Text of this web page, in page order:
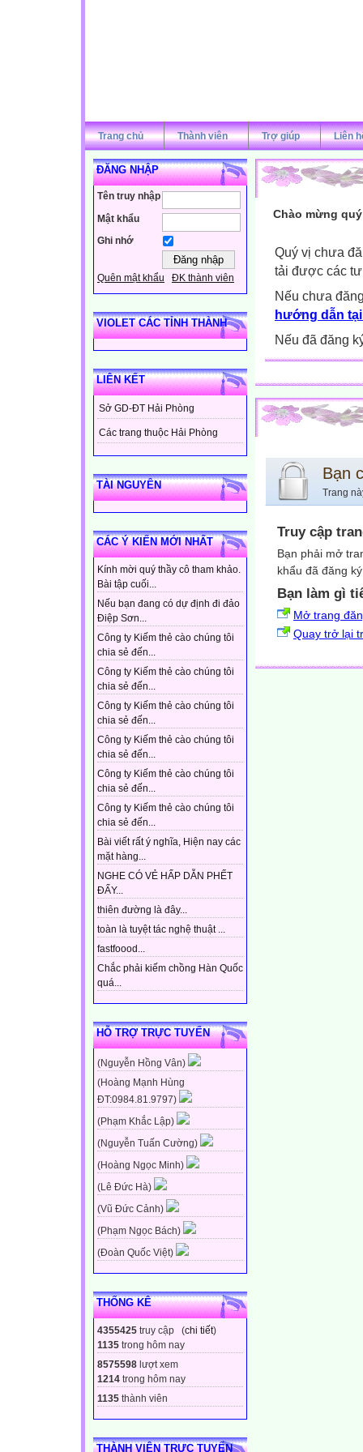
Trang chủ Thành viên Trợ giúp Liên
ĐĂNG NHẬP
Tên truy nhập
Mật khẩu
Ghi nhớ
Quên mật khẩu ĐK thành viên
VIOLET CÁC TỈNH THÀNH
LIÊN KẾT
Sở GD-ĐT Hải Phòng
Các trang thuộc Hải Phòng
TÀI NGUYÊN
CÁC Ý KIẾN MỚI NHẤT
Kính mời quý thầy cô tham khảo.
Bài tập cuối...
Nếu bạn đang có dự định đi đảo
Điệp Sơn...
Công ty Kiếm thẻ cào chúng tôi
chia sẻ đến...
Công ty Kiếm thẻ cào chúng tôi
chia sẻ đến...
Công ty Kiếm thẻ cào chúng tôi
chia sẻ đến...
Công ty Kiếm thẻ cào chúng tôi
chia sẻ đến...
Công ty Kiếm thẻ cào chúng tôi
chia sẻ đến...
Công ty Kiếm thẻ cào chúng tôi
chia sẻ đến...
Bài viết rất ý nghĩa, Hiện nay các
mặt hàng...
NGHE CÓ VẺ HẤP DẪN PHẾT
ĐẤY...
thiên đường là đây...
toàn là tuyệt tác nghệ thuật ...
fastfoood...
Chắc phải kiếm chồng Hàn Quốc
quá...
HỖ TRỢ TRỰC TUYẾN
(Nguyễn Hồng Vân)
(Hoàng Mạnh Hùng
ĐT:0984.81.9797)
(Phạm Khắc Lập)
(Nguyễn Tuấn Cường)
(Hoàng Ngọc Minh)
(Lê Đức Hà)
(Vũ Đức Cảnh)
(Phạm Ngọc Bách)
(Đoàn Quốc Việt)
THỐNG KÊ
4355425 truy cập (chi tiết)
1135 trong hôm nay
8575598 lượt xem
1214 trong hôm nay
1135 thành viên
THÀNH VIÊN TRỰC TUYẾN
Chào mừng
Quý vị chưa
tải được các
Nếu chưa
hướng dẫn
Nếu đã đăng
Bạn
Trang
Truy cập
Bạn phải mở
khẩu đã đăng
Bạn làm gì
Mở trang
Quay trở lại